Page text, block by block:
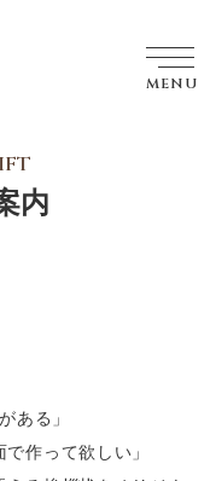
MENU
内
ある」
作って欲しい」